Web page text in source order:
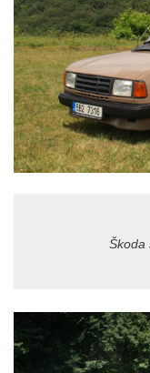
Škoda